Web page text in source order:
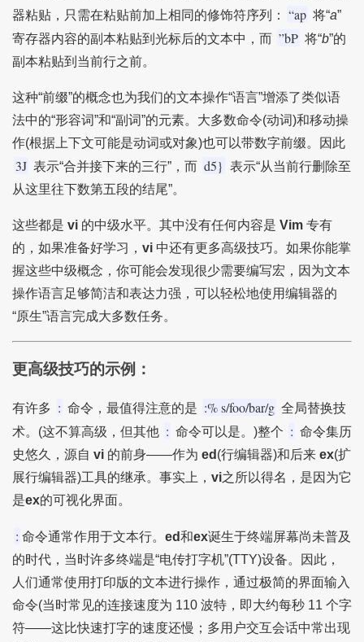
器粘贴，只需在粘贴前加上相同的修饰符序列：
“ap 将“a”
寄存器内容的副本粘贴到光标后的文本中，而 ”bP 将“b”的
副本粘贴到当前行之前。
这种“前缀”的概念也为我们的文本操作“语言”增添了类似语
法中的“形容词”和“副词”的元素。大多数命令(动词)和移动操
作(根据上下文可能是动词或对象)也可以带数字前缀。因此
3J 表示“合并接下来的三行”，而 d5} 表示“从当前行删除至
从这里往下数第五段的结尾”。
这些都是 vi的中级水平。其中没有任何内容是 Vim专有
的，如果准备好学习， vi中还有更多高级技巧。如果你能掌
握这些中级概念，你可能会发现很少需要编写宏，因为文本
操作语言足够简洁和表达力强，可以轻松地使用编辑器的
“原生”语言完成大多数任务。
更高级技巧的示例：
有许多 : 命令，最值得注意的是 :% s/foo/bar/g 全局替换技
术。(这不算高级，但其他 : 命令可以是。)整个 : 命令集历
史悠久，源自 vi的前身——作为 ed (行编辑器)和后来 ex(扩
展行编辑器)工具的继承。事实上， vi之所以得名，是因为它
是ex的可视化界面。
: 命令通常作用于文本行。 ed和ex诞生于终端屏幕尚未普及
的时代，当时许多终端是“电传打字机”(TTY)设备。因此，
人们通常使用打印版的文本进行操作，通过极简的界面输入
命令(当时常见的连接速度为 110 波特，即大约每秒 11 个字
符——这比快速打字的速度还慢；多用户交互会话中常出现